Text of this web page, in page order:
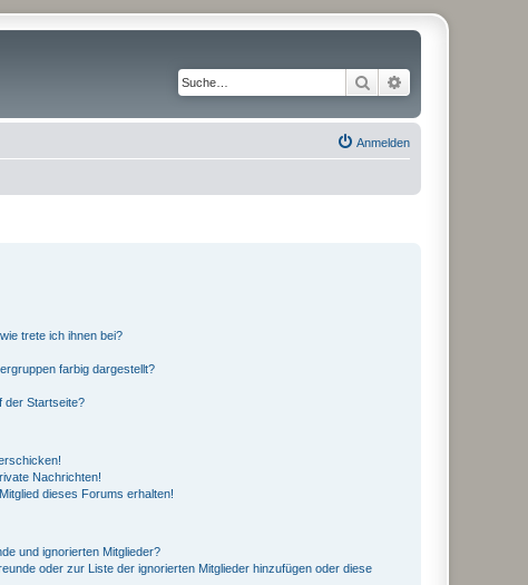
Suche
Anmelden
trete ich ihnen bei?
farbig dargestellt?
der Startseite?
Nachrichten!
dieses Forums erhalten!
und ignorierten Mitglieder?
oder zur Liste der ignorierten Mitglieder hinzufügen oder diese